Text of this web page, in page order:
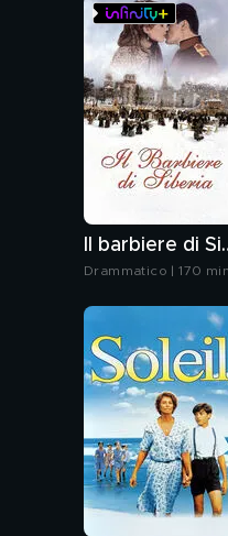
Il
Drammatico | 170 min